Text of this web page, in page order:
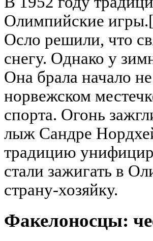
Олимпийские
Осло решили, что
снегу. Однако у
Она брала начало
норвежском
спорта. Огонь
лыж Сандре
традицию
стали зажигать в
страну-хозяйку.
Факелоносцы: